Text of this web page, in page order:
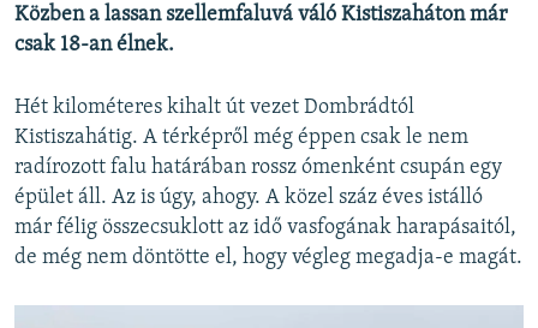
Közben a lassan szellemfaluvá váló Kistiszaháton már
csak 18-an élnek.
Hét kilométeres kihalt út vezet Dombrádtól
Kistiszahátig. A térképről még éppen csak le nem
radírozott falu határában rossz ómenként csupán egy
épület áll. Az is úgy, ahogy. A közel száz éves istálló
már félig összecsuklott az idő vasfogának harapásaitól,
de még nem döntötte el, hogy végleg megadja-e magát.